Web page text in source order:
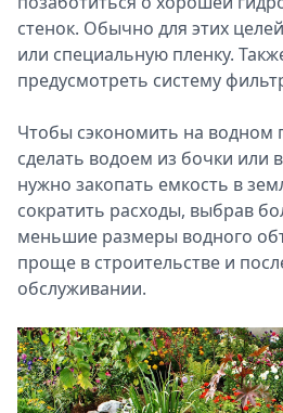
стенок. Обычно для этих
или специальную пленку.
предусмотреть систему
Чтобы сэкономить на водном
сделать водоем из бочки или
нужно закопать емкость в
сократить расходы, выбрав
меньшие размеры водного
проще в строительстве и
обслуживании.